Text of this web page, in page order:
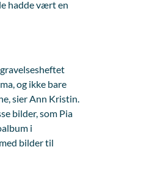
hadde vært en
og ikke bare
sier Ann Kristin.
bilder, som Pia
i
bilder til